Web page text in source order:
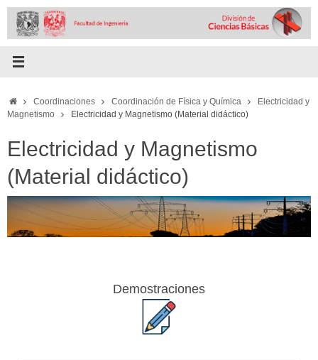
Skip
content
HomeCoordinaciones Coordinación de Física y Química
Electricidad y
Magnetismo
Electricidad y Magnetismo (Material didáctico)
Electricidad y Magnetismo
(Material didáctico)
Demostraciones